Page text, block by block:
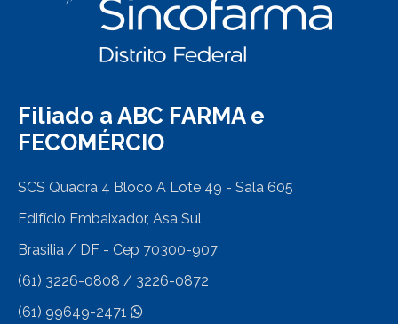
Filiado a ABC FARMA e
FECOMÉRCIO
SCS Quadra 4 Bloco A Lote 49 - Sala 605
Edifício Embaixador, Asa Sul
Brasilia / DF - Cep 70300-907
(61) 3226-0808 / 3226-0872
(61) 99649-2471